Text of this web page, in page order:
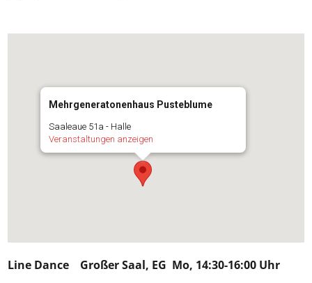
Mehrgeneratonenhaus Pusteblume
Saaleaue 51a - Halle
Veranstaltungen anzeigen
Line Dance
Großer Saal, EG Mo, 14:30-16:00 Uhr